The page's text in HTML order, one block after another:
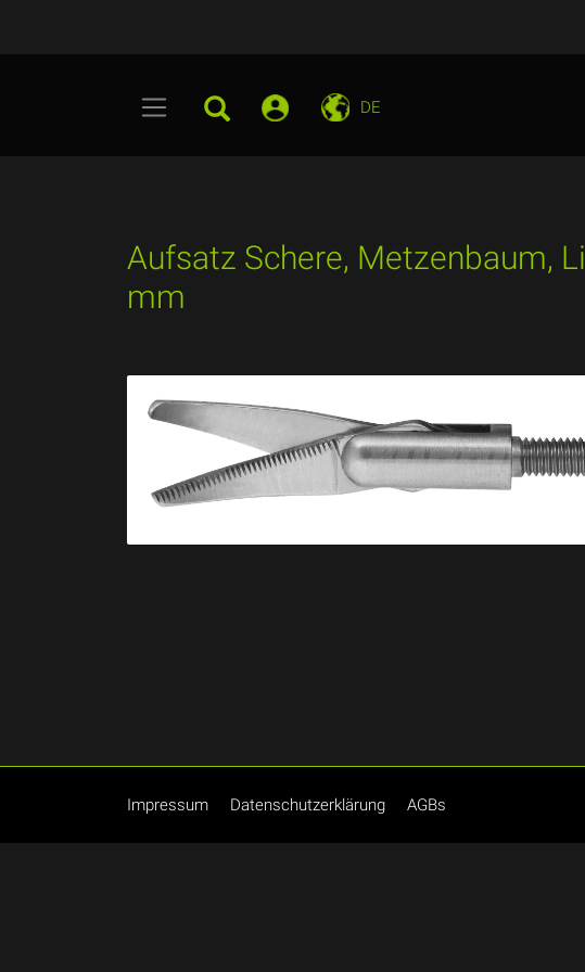
DE
Aufsatz Schere, Metzenbaum,
mm
Impressum Datenschutzerklärung AGBs